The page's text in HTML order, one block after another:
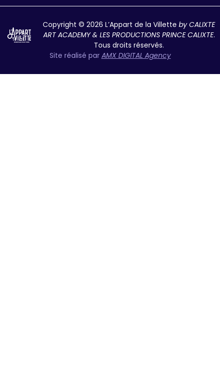
Copyright © 2026 L’Appart de la Villette
ART ACADEMY & LES PRODUCTIONS PRINCE CALIXTE
Site réalisé parAMX DIGITAL Agency